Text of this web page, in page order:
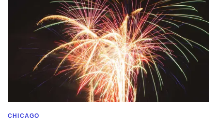
MOSTRA DI PIÙ NELLA CATEGORIA DI
CHICAGO